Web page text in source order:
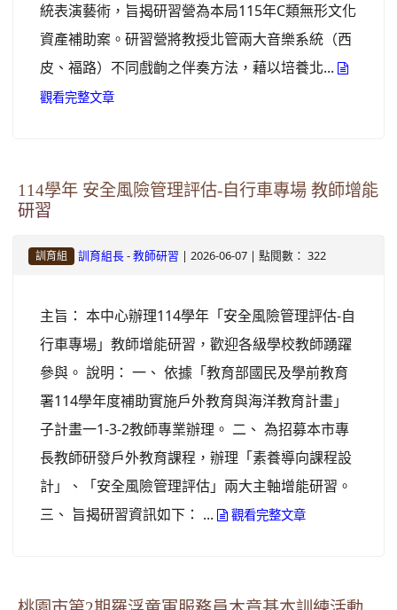
統表演藝術，旨揭研習營為本局115年C類無形文化
資產補助案。研習營將教授北管兩大音樂系統（西
皮、福路）不同戲齣之伴奏方法，藉以培養北...
觀看完整文章
114學年 安全風險管理評估-自行車專場 教師增能
研習
訓育組 訓育組長- 教師研習 | 2026-06-07 | 點閱數： 322
主旨： 本中心辦理114學年「安全風險管理評估-自
行車專場」教師增能研習，歡迎各級學校教師踴躍
參與。 說明： 一、 依據「教育部國民及學前教育
署114學年度補助實施戶外教育與海洋教育計畫」
子計畫一1-3-2教師專業辦理。 二、 為招募本市專
長教師研發戶外教育課程，辦理「素養導向課程設
計」、「安全風險管理評估」兩大主軸增能研習。
三、 旨揭研習資訊如下： ...
觀看完整文章